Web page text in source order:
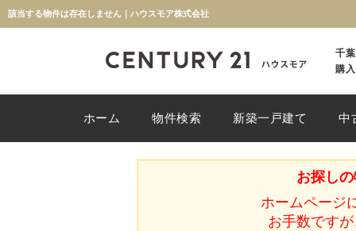
該当する物件は存在しません｜ハウスモア株式会社
千
購
ホーム 物件検索 新築一戸建て 中
お探し
ホームページ
お手数です